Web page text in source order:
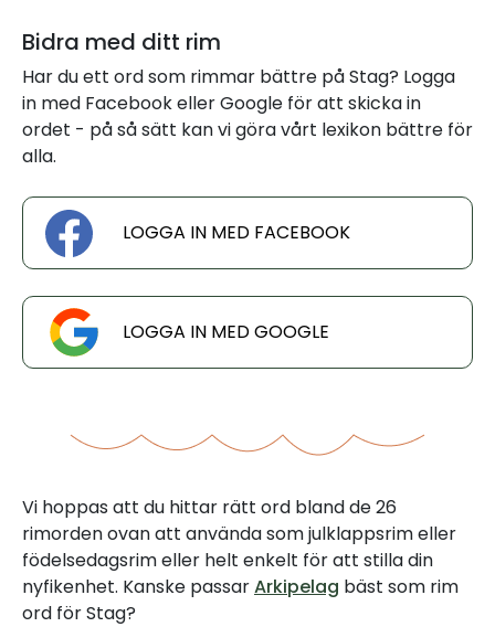
Bidra med ditt rim
Har du ett ord som rimmar bättre på Stag? Logga
in med Facebook eller Google för att skicka in
ordet - på så sätt kan vi göra vårt lexikon bättre för
alla.
LOGGA IN MED FACEBOOK
LOGGA IN MED GOOGLE
Vi hoppas att du hittar rätt ord bland de 26
rimorden ovan att använda som julklappsrim eller
födelsedagsrim eller helt enkelt för att stilla din
nyfikenhet. Kanske passarArkipelag bäst som rim
ord för Stag?